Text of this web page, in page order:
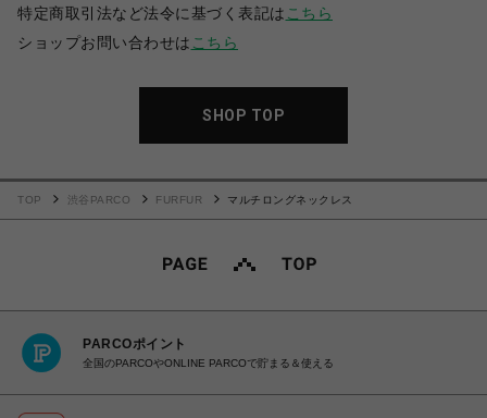
特定商取引法など法令に基づく表記は こちら
ショップお問い合わせは こちら
SHOP TOP
TOP 渋谷PARCO FURFUR マルチロングネックレス
PARCOポイント
全国のPARCOやONLINE PARCOで貯まる＆使える